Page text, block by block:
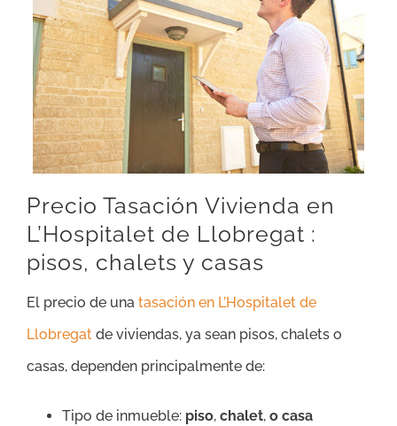
Precio Tasación Vivienda en
L’Hospitalet de Llobregat :
pisos, chalets y casas
El precio de una tasación en L’Hospitalet de
Llobregat de viviendas, ya sean pisos, chalets o
casas, dependen principalmente de:
Tipo de inmueble: piso, chalet, o casa